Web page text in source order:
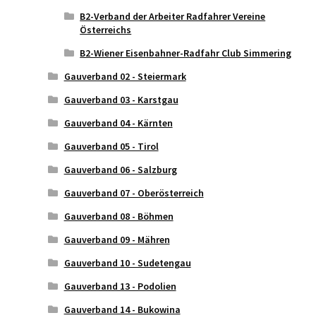
B2-Verband der Arbeiter Radfahrer Vereine
Österreichs
B2-Wiener Eisenbahner-Radfahr Club Simmering
Gauverband 02 - Steiermark
Gauverband 03 - Karstgau
Gauverband 04 - Kärnten
Gauverband 05 - Tirol
Gauverband 06 - Salzburg
Gauverband 07 - Oberösterreich
Gauverband 08 - Böhmen
Gauverband 09 - Mähren
Gauverband 10 - Sudetengau
Gauverband 13 - Podolien
Gauverband 14 - Bukowina